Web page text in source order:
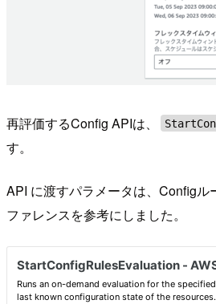
再評価するConfig APIは、
す。
API に渡すパラメータは、Configル
ファレンスを参考にしました。